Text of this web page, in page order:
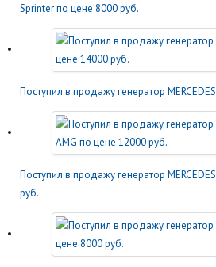
Sprinter по цене 8000 руб.
Поступил в продажу генератор
Поступил в продажу генератор
руб.